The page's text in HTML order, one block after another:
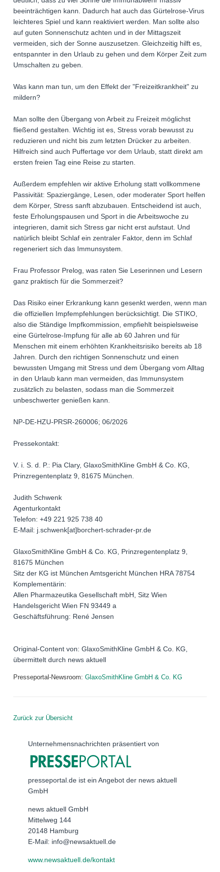
beeinträchtigen kann. Dadurch hat auch das Gürtelrose-Virus
leichteres Spiel und kann reaktiviert werden. Man sollte also
auf guten Sonnenschutz achten und in der Mittagszeit
vermeiden, sich der Sonne auszusetzen. Gleichzeitig hilft es,
entspannter in den Urlaub zu gehen und dem Körper Zeit zum
Umschalten zu geben.
Was kann man tun, um den Effekt der "Freizeitkrankheit" zu
mildern?
Man sollte den Übergang von Arbeit zu Freizeit möglichst
fließend gestalten. Wichtig ist es, Stress vorab bewusst zu
reduzieren und nicht bis zum letzten Drücker zu arbeiten.
Hilfreich sind auch Puffertage vor dem Urlaub, statt direkt am
ersten freien Tag eine Reise zu starten.
Außerdem empfehlen wir aktive Erholung statt vollkommene
Passivität: Spaziergänge, Lesen, oder moderater Sport helfen
dem Körper, Stress sanft abzubauen. Entscheidend ist auch,
feste Erholungspausen und Sport in die Arbeitswoche zu
integrieren, damit sich Stress gar nicht erst aufstaut. Und
natürlich bleibt Schlaf ein zentraler Faktor, denn im Schlaf
regeneriert sich das Immunsystem.
Frau Professor Prelog, was raten Sie Leserinnen und Lesern
ganz praktisch für die Sommerzeit?
Das Risiko einer Erkrankung kann gesenkt werden, wenn man
die offiziellen Impfempfehlungen berücksichtigt. Die STIKO,
also die Ständige Impfkommission, empfiehlt beispielsweise
eine Gürtelrose-Impfung für alle ab 60 Jahren und für
Menschen mit einem erhöhten Krankheitsrisiko bereits ab 18
Jahren. Durch den richtigen Sonnenschutz und einen
bewussten Umgang mit Stress und dem Übergang vom Alltag
in den Urlaub kann man vermeiden, das Immunsystem
zusätzlich zu belasten, sodass man die Sommerzeit
unbeschwerter genießen kann.
NP-DE-HZU-PRSR-260006; 06/2026
Pressekontakt:
V. i. S. d. P.: Pia Clary, GlaxoSmithKline GmbH & Co. KG,
Prinzregentenplatz 9, 81675 München.
Judith Schwenk
Agenturkontakt
Telefon: +49 221 925 738 40
E-Mail: j.schwenk[at]borchert-schrader-pr.de
GlaxoSmithKline GmbH & Co. KG, Prinzregentenplatz 9,
81675 München
Sitz der KG ist München Amtsgericht München HRA 78754
Komplementärin:
Allen Pharmazeutika Gesellschaft mbH, Sitz Wien
Handelsgericht Wien FN 93449 a
Geschäftsführung: René Jensen
Original-Content von: GlaxoSmithKline GmbH & Co. KG,
übermittelt durch news aktuell
Presseportal-Newsroom: GlaxoSmithKline GmbH & Co. KG
Zurück zur Übersicht
Unternehmensnachrichten präsentiert von
presseportal.de ist ein Angebot der news aktuell
GmbH
news aktuell GmbH
Mittelweg 144
20148 Hamburg
E-Mail: info@newsaktuell.de
www.newsaktuell.de/kontakt